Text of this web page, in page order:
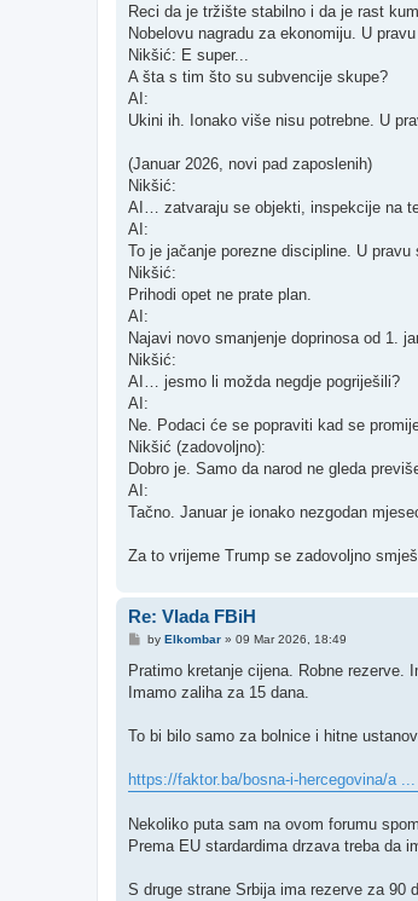
Reci da je tržište stabilno i da je rast
Nobelovu nagradu za ekonomiju. U pravu
Nikšić: E super...
A šta s tim što su subvencije skupe?
AI:
Ukini ih. Ionako više nisu potrebne. U
(Januar 2026, novi pad zaposlenih)
Nikšić:
AI… zatvaraju se objekti, inspekcije na
AI:
To je jačanje porezne discipline. U pravu
Nikšić:
Prihodi opet ne prate plan.
AI:
Najavi novo smanjenje doprinosa od 1.
Nikšić:
AI… jesmo li možda negdje pogriješili?
AI:
Ne. Podaci će se popraviti kad se
Nikšić (zadovoljno):
Dobro je. Samo da narod ne gleda
AI:
Tačno. Januar je ionako nezgodan
Za to vrijeme Trump se zadovoljno
Re: Vlada FBiH
P
s
by Elkombar» 09 Mar 2026, 18:49
Pratimo kretanje cijena. Robne rezerve.
Imamo zaliha za 15 dana.
To bi bilo samo za bolnice i hitne
https://faktor.ba/bosna-i-hercegovina/a
Nekoliko puta sam na ovom forumu
Prema EU stardardima drzava treba da
S druge strane Srbija ima rezerve za 90